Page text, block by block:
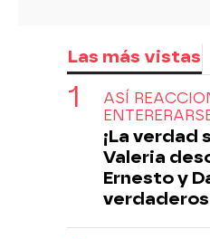
Las más vistas
ASÍ
¡La verdad
Valeria
Ernesto y